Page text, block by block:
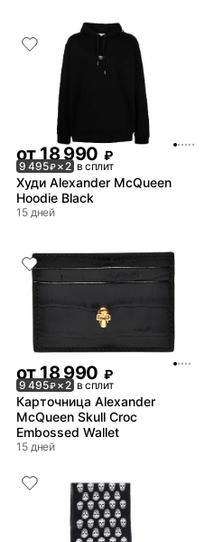
от 18 990 ₽
9 495₽× 2 в сплит
Худи Alexander McQueen
Hoodie Black
15 дней
от18 990 ₽
9 495₽× 2 в сплит
Карточница Alexander
McQueen Skull Croc
Embossed Wallet
15 дней